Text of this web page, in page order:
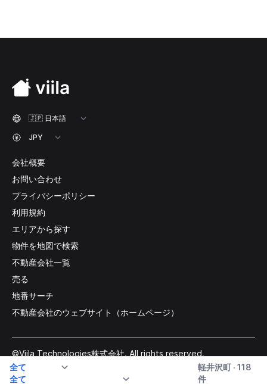
会社概要
お問い合わせ
プライバシーポリシー
利用規約
エリアから探す
物件を地図で検索
不動産会社一覧
売る
地番サーチ
不動産会社のウェブサイト（ホームページ）
©Viila Technologies株式会社. All rights reserved.
軽井沢町 · 118
件